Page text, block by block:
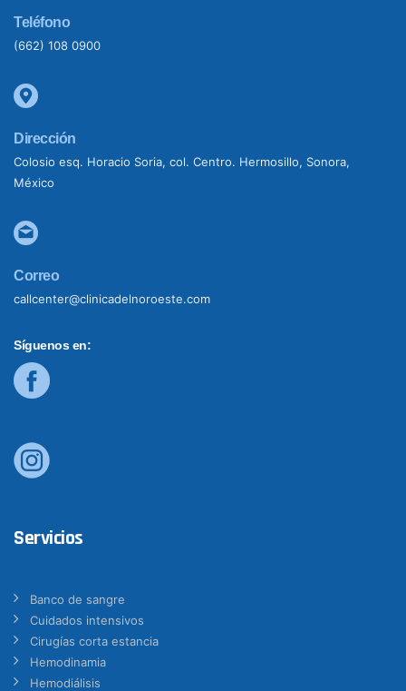
Teléfono
(662) 108 0900
Dirección
Colosio esq. Horacio Soria, col. Centro. Hermosillo, Sonora,
México
Correo
callcenter@clinicadelnoroeste.com
Síguenos en:
Servicios
Banco de sangre
Cuidados intensivos
Cirugías corta estancia
Hemodinamia
Hemodiálisis